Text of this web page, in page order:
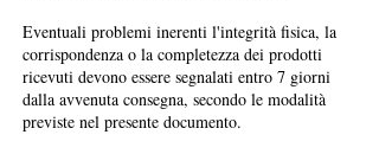
Eventuali problemi inerenti l'integrità fisica, la
corrispondenza o la completezza dei prodotti
ricevuti devono essere segnalati entro 7 giorni
dalla avvenuta consegna, secondo le modalità
previste nel presente documento.